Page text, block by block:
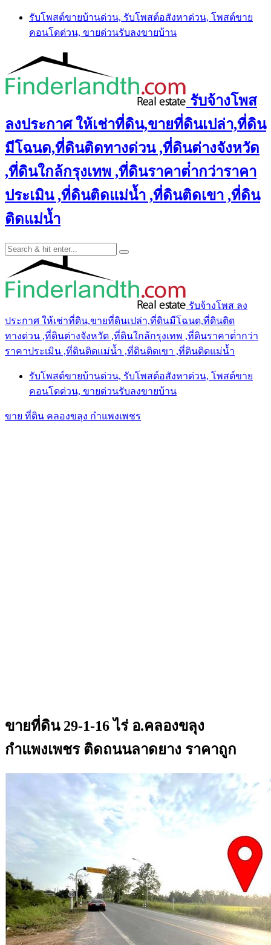
Skip
content
รับโพสต์ขายบ้านด่วน, รับโพสต์อสังหาด่วน, โพสต์ขาย
คอนโดด่วน, ขายด่วนรับลงขายบ้าน
รับจ้างโพส
ลงประกาศ ให้เช่าที่ดิน,ขายที่ดินเปล่า,ที่ดิน
มีโฉนด,ที่ดินติดทางด่วน ,ที่ดินต่างจังหวัด
,ที่ดินใกล้กรุงเทพ ,ที่ดินราคาต่ํากว่าราคา
ประเมิน ,ที่ดินติดแม่น้ำ ,ที่ดินติดเขา ,ที่ดิน
ติดแม่น้ำ
รับจ้างโพส ลง
ประกาศ ให้เช่าที่ดิน,ขายที่ดินเปล่า,ที่ดินมีโฉนด,ที่ดินติด
ทางด่วน ,ที่ดินต่างจังหวัด ,ที่ดินใกล้กรุงเทพ ,ที่ดินราคาต่ํากว่า
ราคาประเมิน ,ที่ดินติดแม่น้ำ ,ที่ดินติดเขา ,ที่ดินติดแม่น้ำ
รับโพสต์ขายบ้านด่วน, รับโพสต์อสังหาด่วน, โพสต์ขาย
คอนโดด่วน, ขายด่วนรับลงขายบ้าน
ขาย ที่ดิน คลองขลุง กำแพงเพชร
ขายที่ดิน 29-1-16 ไร่ อ.คลองขลุง
กำแพงเพชร ติดถนนลาดยาง ราคาถูก